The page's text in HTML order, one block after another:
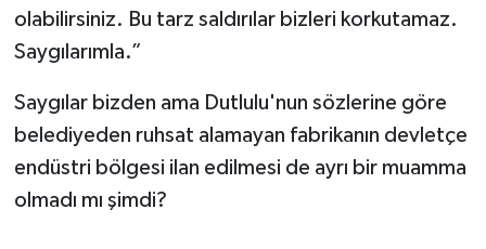
olabilirsiniz. Bu tarz saldırılar bizleri korkutamaz.
Saygılarımla.”
Saygılar bizden ama Dutlulu'nun sözlerine göre
belediyeden ruhsat alamayan fabrikanın devletçe
endüstri bölgesi ilan edilmesi de ayrı bir muamma
olmadı mı şimdi?